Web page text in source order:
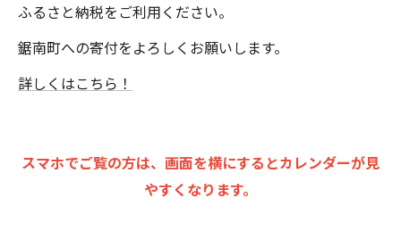
ふるさと納税をご利用ください。
鋸南町への寄付をよろしくお願いします。
詳しくはこちら！
スマホでご覧の方は、画面を横にするとカレンダーが見
やすくなります。